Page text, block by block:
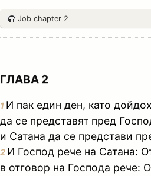
Job chapter 2
ГЛАВА 2
1 И пак един ден, като
да се представят пред
и Сатана да се представи
2 И Господ рече на Сатана:
в отговор на Господа рече: